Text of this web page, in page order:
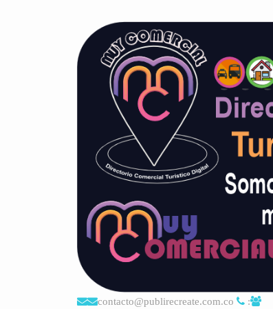
contacto@publirecreate.com.co :